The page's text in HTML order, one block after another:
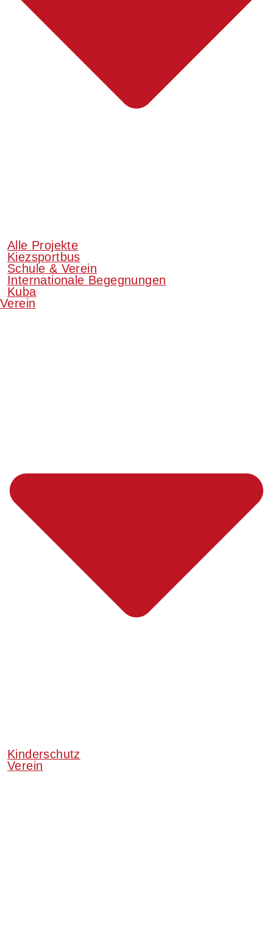
Alle Projekte
Kiezsportbus
Schule & Verein
Internationale Begegnungen
Kuba
Verein
Kinderschutz
Verein